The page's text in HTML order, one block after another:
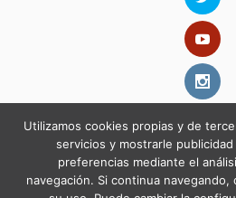
Utilizamos cookies propias y de
servicios y mostrarle
preferencias mediante el
navegación. Si continua